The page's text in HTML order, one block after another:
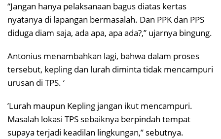
“Jangan hanya pelaksanaan bagus diatas kertas
nyatanya di lapangan bermasalah. Dan PPK dan PPS
diduga diam saja, ada apa, apa ada?,” ujarnya bingung.
Antonius menambahkan lagi, bahwa dalam proses
tersebut, kepling dan lurah diminta tidak mencampuri
urusan di TPS. ‘
’Lurah maupun Kepling jangan ikut mencampuri.
Masalah lokasi TPS sebaiknya berpindah tempat
supaya terjadi keadilan lingkungan,’’ sebutnya.